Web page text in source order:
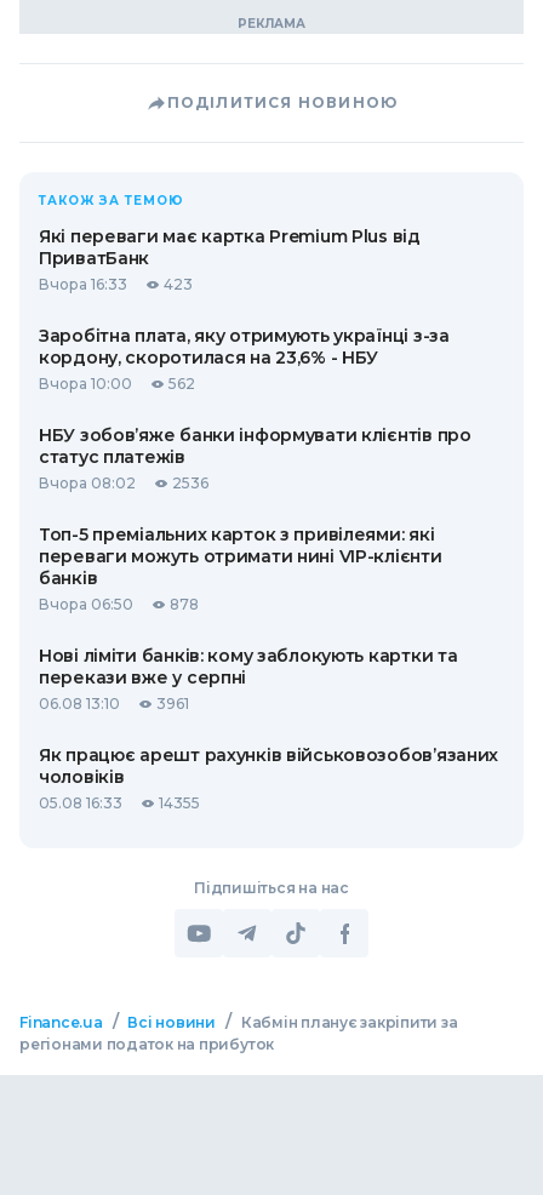
ПОДІЛИТИСЯ НОВИНОЮ
ТАКОЖ ЗА ТЕМОЮ
Які переваги має картка Premium Plus від
ПриватБанк
Вчора 16:33 423
Заробітна плата, яку отримують українці з-за
кордону, скоротилася на 23,6% - НБУ
Вчора 10:00 562
НБУ зобов’яже банки інформувати клієнтів про
статус платежів
Вчора 08:02 2536
Топ-5 преміальних карток з привілеями: які
переваги можуть отримати нині VIP-клієнти
банків
Вчора 06:50 878
Нові ліміти банків: кому заблокують картки та
перекази вже у серпні
06.08 13:10 3961
Як працює арешт рахунків військовозобов’язаних
чоловіків
05.08 16:33 14355
Підпишіться на нас
Finance.ua / Всі новини /
Кабмін планує закріпити за
регіонами податок на прибуток